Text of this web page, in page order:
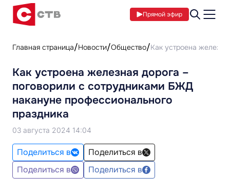
Прямой эфир
Главная страница Новости Общество Как устроена
Как устроена железная дорога –
поговорили с сотрудниками БЖД
накануне профессионального
праздника
03 августа 2024 14:04
Поделиться в
Поделиться в
Поделиться в
Поделиться в